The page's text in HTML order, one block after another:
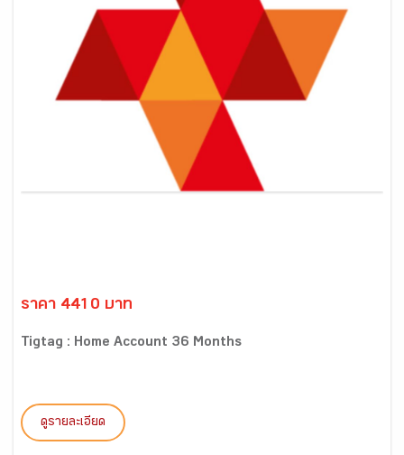
ราคา 4410 บาท
Tigtag : Home Account 36 Months
ดูรายละเอียด